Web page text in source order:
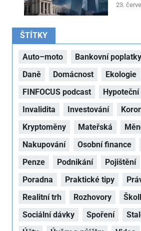
23.
ŠTÍTKY
Auto–moto Bankovní poplatky
Daně
Domácnost Ekologie
FINFOCUS podcast
Invalidita
Investování
Kryptoměny
Mateřská
Nakupování
Osobní finance
Penze
Podnikání Pojištění
Poradna
Praktické tipy
Realitní trh
Rozhovory
Sociální dávky
Spoření